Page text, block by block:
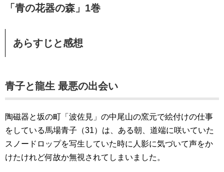
「青の花器の森」1巻
あらすじと感想
青子と龍生 最悪の出会い
陶磁器と坂の町「波佐見」の中尾山の窯元で絵付けの仕事
をしている馬場青子（31）は、ある朝、道端に咲いていた
スノードロップを写生していた時に人影に気づいて声をか
けたけれど何故か無視されてしまいました。